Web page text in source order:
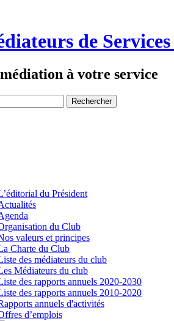
de
à votre service
du Président
du Club
valeurs et principes
Charte du Club
des médiateurs du club
Médiateurs du club
des rapports annuels 2020-2030
des rapports annuels 2010-2020
annuels d'activités
d’emplois